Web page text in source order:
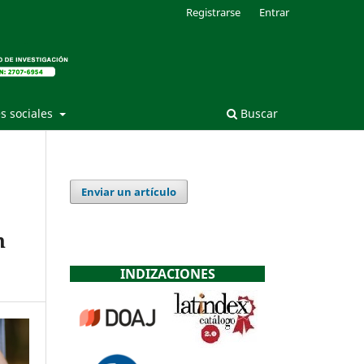
sociales Buscar
Registrarse Entrar
Enviar un artículo
INDIZACIONES